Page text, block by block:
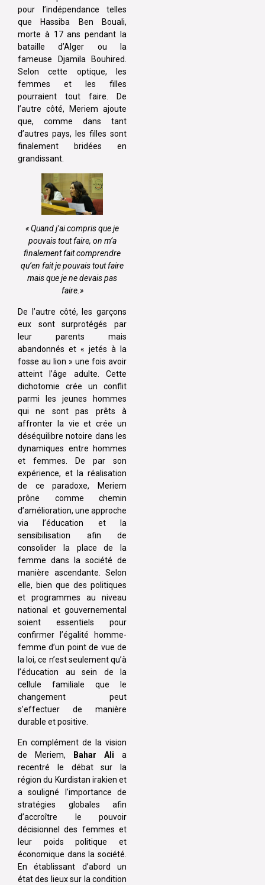
pour l’indépendance telles
que Hassiba Ben Bouali,
morte à 17 ans pendant la
bataille d’Alger ou la
fameuse Djamila Bouhired.
Selon cette optique, les
femmes et les filles
pourraient tout faire. De
l’autre côté, Meriem ajoute
que, comme dans tant
d’autres pays, les filles sont
finalement bridées en
grandissant.
« Quand j’ai compris que je
pouvais tout faire, on m’a
finalement fait comprendre
qu’en fait je pouvais tout faire
mais que je ne devais pas
faire.»
De l’autre côté, les garçons
eux sont surprotégés par
leur parents mais
abandonnés et « jetés à la
fosse au lion » une fois avoir
atteint l’âge adulte. Cette
dichotomie crée un conflit
parmi les jeunes hommes
qui ne sont pas prêts à
affronter la vie et crée un
déséquilibre notoire dans les
dynamiques entre hommes
et femmes. De par son
expérience, et la réalisation
de ce paradoxe, Meriem
prône comme chemin
d’amélioration, une approche
via l’éducation et la
sensibilisation afin de
consolider la place de la
femme dans la société de
manière ascendante. Selon
elle, bien que des politiques
et programmes au niveau
national et gouvernemental
soient essentiels pour
confirmer l’égalité homme-
femme d’un point de vue de
la loi, ce n’est seulement qu’à
l’éducation au sein de la
cellule familiale que le
changement peut
s’effectuer de manière
durable et positive.
En complément de la vision
de Meriem,
Bahar Ali a
recentré le débat sur la
région du Kurdistan irakien et
a souligné l’importance de
stratégies globales afin
d’accroître le pouvoir
décisionnel des femmes et
leur poids politique et
économique dans la société.
En établissant d’abord un
état des lieux sur la condition